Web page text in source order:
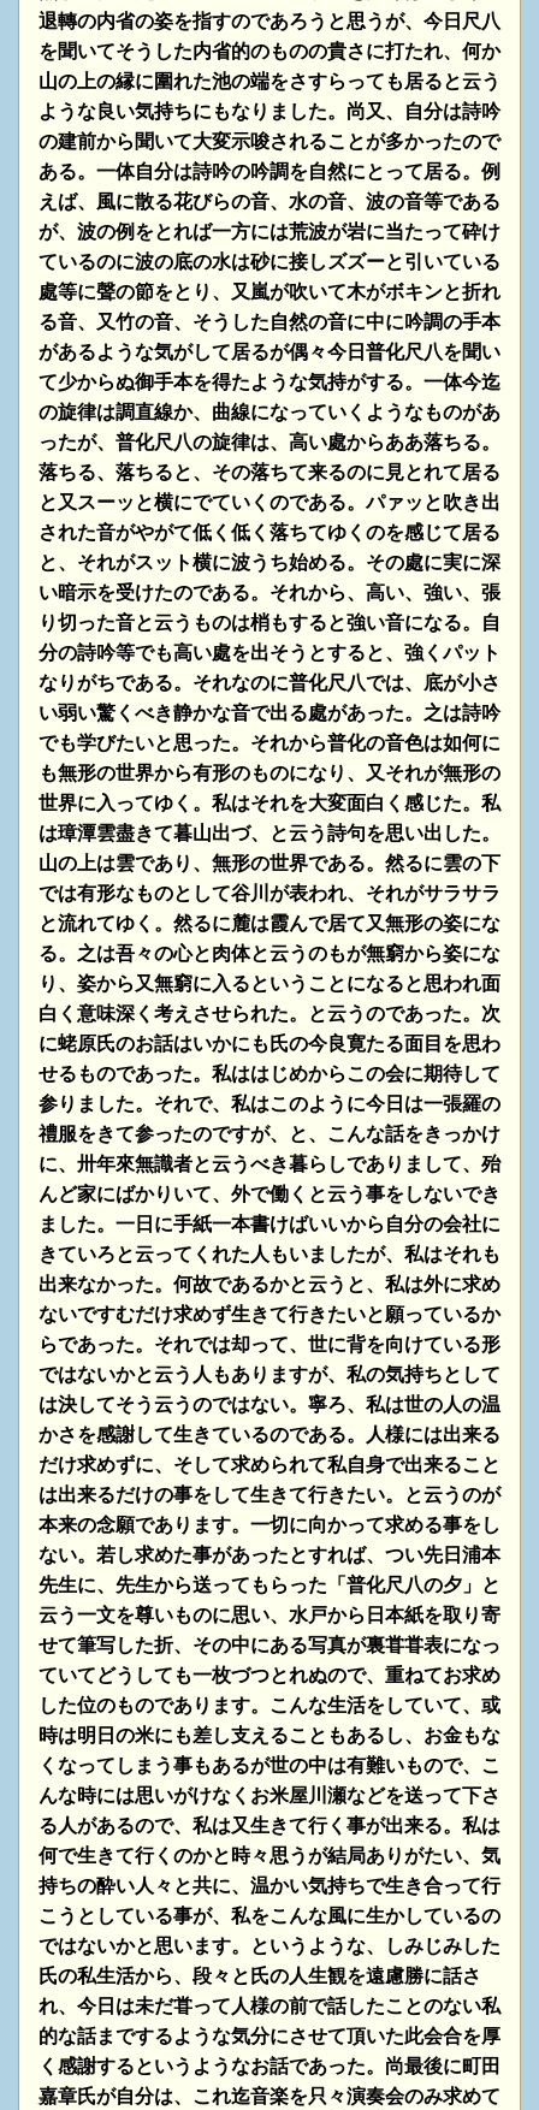
退轉の内省の姿を指すのであろうと思うが、今日尺八
を聞いてそうした内省的のものの貴さに打たれ、何か
山の上の縁に圍れた池の端をさすらっても居ると云う
ような良い気持ちにもなりました。尚又、自分は詩吟
の建前から聞いて大変示唆されることが多かったので
ある。一体自分は詩吟の吟調を自然にとって居る。例
えば、風に散る花びらの音、水の音、波の音等である
が、波の例をとれば一方には荒波が岩に当たって砕け
ているのに波の底の水は砂に接しズズーと引いている
處等に聲の節をとり、又嵐が吹いて木がボキンと折れ
る音、又竹の音、そうした自然の音に中に吟調の手本
があるような気がして居るが偶々今日普化尺八を聞い
て少からぬ御手本を得たような気持がする。一体今迄
の旋律は調直線か、曲線になっていくようなものがあ
ったが、普化尺八の旋律は、高い處からああ落ちる。
落ちる、落ちると、その落ちて来るのに見とれて居る
と又スーッと横にでていくのである。パァッと吹き出
された音がやがて低く低く落ちてゆくのを感じて居る
と、それがスット横に波うち始める。その處に実に深
い暗示を受けたのである。それから、高い、強い、張
り切った音と云うものは梢もすると強い音になる。自
分の詩吟等でも高い處を出そうとすると、強くパット
なりがちである。それなのに普化尺八では、底が小さ
い弱い驚くべき静かな音で出る處があった。之は詩吟
でも学びたいと思った。それから普化の音色は如何に
も無形の世界から有形のものになり、又それが無形の
世界に入ってゆく。私はそれを大変面白く感じた。私
は璋潭雲盡きて暮山出づ、と云う詩句を思い出した。
山の上は雲であり、無形の世界である。然るに雲の下
では有形なものとして谷川が表われ、それがサラサラ
と流れてゆく。然るに麓は霞んで居て又無形の姿にな
る。之は吾々の心と肉体と云うのもが無窮から姿にな
り、姿から又無窮に入るということになると思われ面
白く意味深く考えさせられた。と云うのであった。次
に蛯原氏のお話はいかにも氏の今良寛たる面目を思わ
せるものであった。私ははじめからこの会に期待して
参りました。それで、私はこのように今日は一張羅の
禮服をきて参ったのですが、と、こんな話をきっかけ
に、卅年來無識者と云うべき暮らしでありまして、殆
んど家にばかりいて、外で働くと云う事をしないでき
ました。一日に手紙一本書けばいいから自分の会社に
きていろと云ってくれた人もいましたが、私はそれも
出来なかった。何故であるかと云うと、私は外に求め
ないですむだけ求めず生きて行きたいと願っているか
らであった。それでは却って、世に背を向けている形
ではないかと云う人もありますが、私の気持ちとして
は決してそう云うのではない。寧ろ、私は世の人の温
かさを感謝して生きているのである。人様には出来る
だけ求めずに、そして求められて私自身で出来ること
は出来るだけの事をして生きて行きたい。と云うのが
本来の念願であります。一切に向かって求める事をし
ない。若し求めた事があったとすれば、つい先日浦本
先生に、先生から送ってもらった「普化尺八の夕」と
云う一文を尊いものに思い、水戸から日本紙を取り寄
せて筆写した折、その中にある写真が裏甞甞表になっ
ていてどうしても一枚づつとれぬので、重ねてお求め
した位のものであります。こんな生活をしていて、或
時は明日の米にも差し支えることもあるし、お金もな
くなってしまう事もあるが世の中は有難いもので、こ
んな時には思いがけなくお米屋川瀬などを送って下さ
る人があるので、私は又生きて行く事が出来る。私は
何で生きて行くのかと時々思うが結局ありがたい、気
持ちの酔い人々と共に、温かい気持ちで生き合って行
こうとしている事が、私をこんな風に生かしているの
ではないかと思います。というような、しみじみした
氏の私生活から、段々と氏の人生観を遠慮勝に話さ
れ、今日は未だ甞って人様の前で話したことのない私
的な話までするような気分にさせて頂いた此会合を厚
く感謝するというようなお話であった。尚最後に町田
嘉章氏が自分は、これ迄音楽を只々演奏会のみ求めて